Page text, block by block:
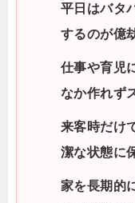
平日はバタ
するのが億
仕事や育児
なか作れず
来客時だけ
潔な状態に
家を長期的